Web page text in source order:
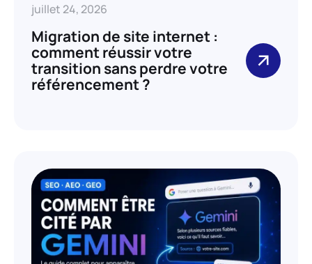
juillet 24, 2026
Migration de site internet :
comment réussir votre
transition sans perdre votre
référencement ?